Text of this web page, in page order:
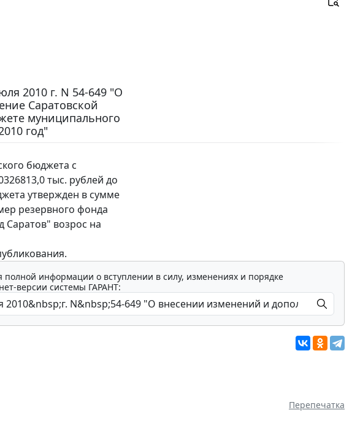
2010 г. N 54-649 "О
Саратовской
муниципального
год"
бюджета с
тыс. рублей до
утвержден в сумме
резервного фонда
Саратов" возрос на
полной информации о вступлении в силу, изменениях и порядке
версии системы ГАРАНТ:
Перепечатка